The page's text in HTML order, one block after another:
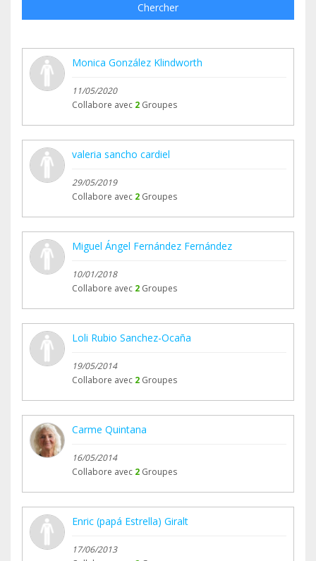
Chercher
Monica González Klindworth
11/05/2020
Collabore avec 2 Groupes
valeria sancho cardiel
29/05/2019
Collabore avec 2 Groupes
Miguel Ángel Fernández Fernández
10/01/2018
Collabore avec 2 Groupes
Loli Rubio Sanchez-Ocaña
19/05/2014
Collabore avec 2 Groupes
Carme Quintana
16/05/2014
Collabore avec 2 Groupes
Enric (papá Estrella) Giralt
17/06/2013